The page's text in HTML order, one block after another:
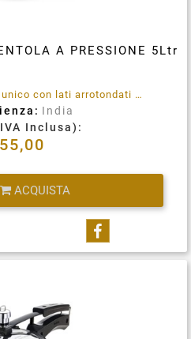
A PRESSIONE 5Ltr
Il Contura ha un corpo unico con lati arrotondati per facilitare l'agitazione, una migliore visibilità e una facile rimozione del cibo. Per piatti difficili che richiedono molta mescolatura, Contura è la pentola ideale.
India
Inclusa):
ACQUISTA
Condividi su